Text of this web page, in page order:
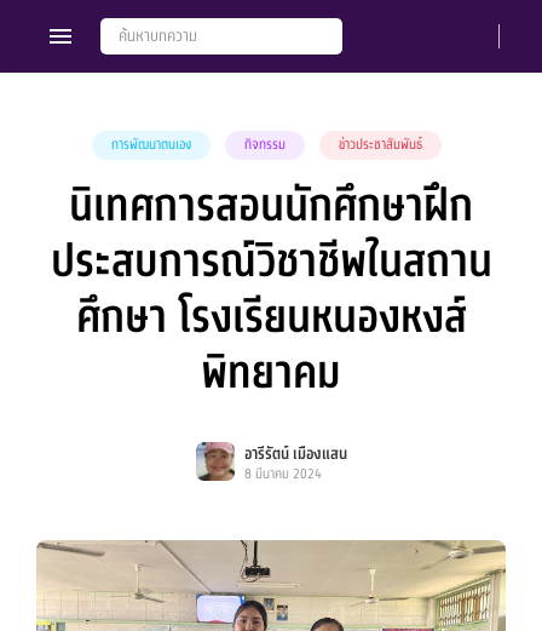
การพัฒนาตนเอง กิจกรรม ข่าวประชาสัมพันธ์
นิเทศการสอนนักศึกษาฝึก
ประสบการณ์วิชาชีพในสถาน
ศึกษา โรงเรียนหนองหงส์
พิทยาคม
อารีรัตน์ เมืองแสน
8 มีนาคม 2024
Members Groups